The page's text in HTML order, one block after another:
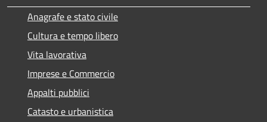
Anagrafe e stato civile
Cultura e tempo libero
Vita lavorativa
Imprese e Commercio
Appalti pubblici
Catasto e urbanistica